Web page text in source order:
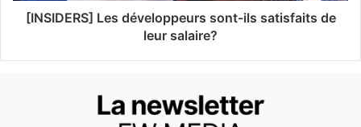
[INSIDERS] Les développeurs sont-ils satisfaits de
leur salaire?